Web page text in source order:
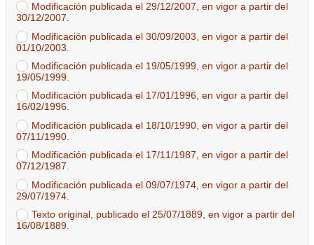
Modificación publicada el 29/12/2007, en vigor a partir del
30/12/2007.
Modificación publicada el 30/09/2003, en vigor a partir del
01/10/2003.
Modificación publicada el 19/05/1999, en vigor a partir del
19/05/1999.
Modificación publicada el 17/01/1996, en vigor a partir del
16/02/1996.
Modificación publicada el 18/10/1990, en vigor a partir del
07/11/1990.
Modificación publicada el 17/11/1987, en vigor a partir del
07/12/1987.
Modificación publicada el 09/07/1974, en vigor a partir del
29/07/1974.
Texto original, publicado el 25/07/1889, en vigor a partir del
16/08/1889.